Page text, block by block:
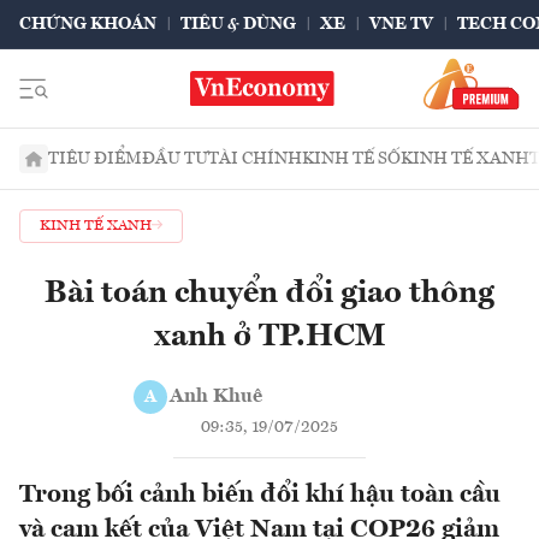
CHỨNG KHOÁN TIÊU & DÙNG XE VNE TV TECH
TIÊU ĐIỂMĐẦU TƯTÀI CHÍNHKINH TẾ SỐKINH TẾ XANH
KINH TẾ XANH
Bài toán chuyển đổi giao thông
xanh ở TP.HCM
A Anh Khuê
09:35, 19/07/2025
Trong bối cảnh biến đổi khí hậu toàn cầu
và cam kết của Việt Nam tại COP26 giảm